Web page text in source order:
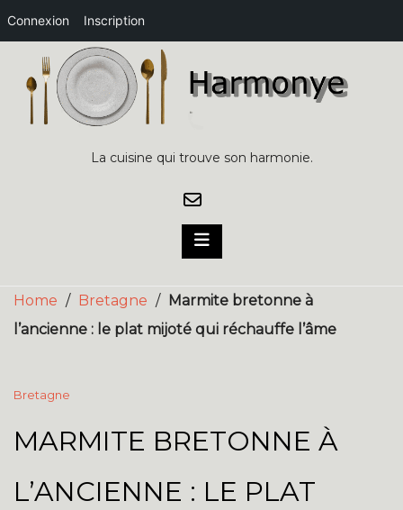
Connexion Inscription
content
La cuisine qui trouve son harmonie.
Home / Bretagne /
Marmite bretonne à
l’ancienne : le plat mijoté qui réchauffe l’âme
Bretagne
MARMITE BRETONNE À
L’ANCIENNE : LE PLAT